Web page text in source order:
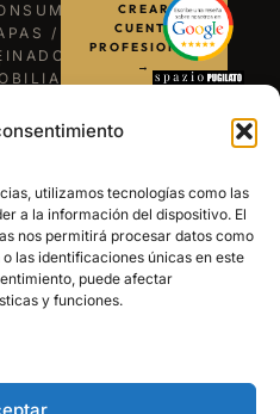
utilizamos tecnologías como las
a la información del dispositivo. El
nos permitirá procesar datos como
las identificaciones únicas en este
puede afectar
y funciones.
/
CREAR
CUENTA
PROFESIONAL
→
POR
WHATSAPP